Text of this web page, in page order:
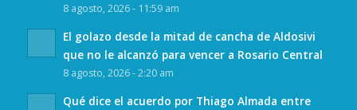
8 agosto, 2026 - 11:59 am
El golazo desde la mitad de cancha de Aldosivi
que no le alcanzó para vencer a Rosario Central
8 agosto, 2026 - 2:20 am
Qué dice el acuerdo por Thiago Almada entre